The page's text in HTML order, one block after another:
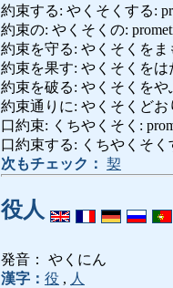
約束する: やくそくする:
約束の: やくそくの:
約束を守る: やくそくをま
約束を果す: やくそくをは
約束を破る: やくそくをや
約束通りに: やくそくどお
口約束: くちやくそく:
口約束する: くちやくそく
次もチェック： 契
役人
発音： やくにん
漢字： 役 , 人